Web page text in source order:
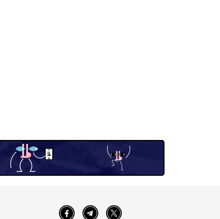
FacebookTelegram Twitter